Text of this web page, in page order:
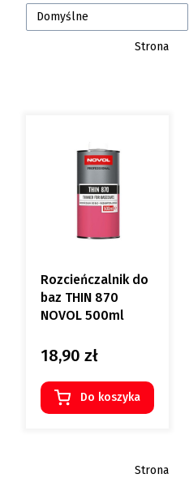
Domyślne
Strona
Rozcieńczalnik do
baz THIN 870
NOVOL 500ml
Cena
18,90 zł
Do koszyka
Strona